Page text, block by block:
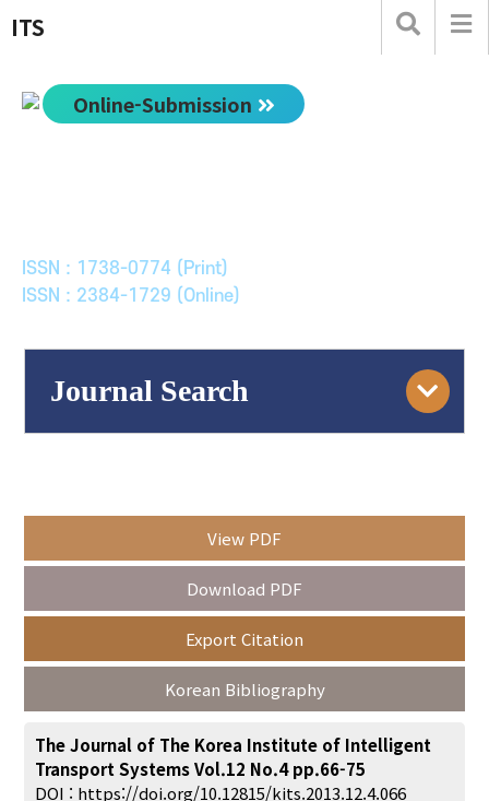
ITS
Online-Submission
ISSN : 1738-0774 (Print)
ISSN : 2384-1729 (Online)
Journal Search
Year(s) :
to
View PDF
Download PDF
Export Citation
Korean Bibliography
The Journal of The Korea Institute of Intelligent
Transport Systems Vol.12 No.4 pp.66-75
DOI : https://doi.org/10.12815/kits.2013.12.4.066